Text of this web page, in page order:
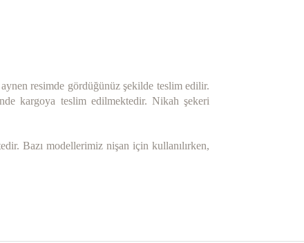
resimde gördüğünüz şekilde teslim edilir.
kargoya teslim edilmektedir. Nikah şekeri
Bazı modellerimiz nişan için kullanılırken,